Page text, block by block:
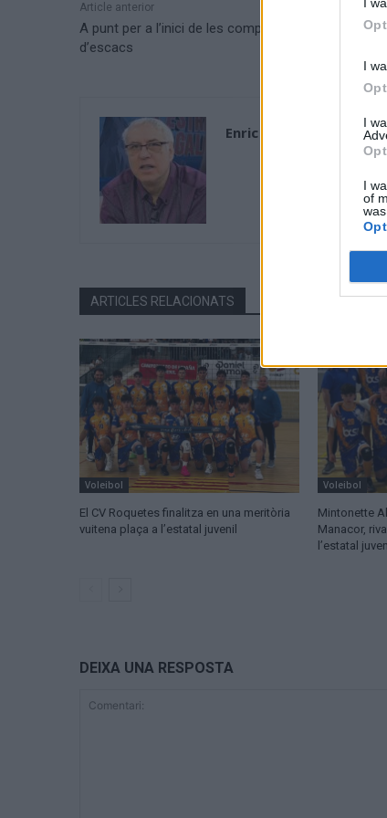
I
I
I
of
Article anterior
A punt per a l’inici de les competicions federades
d’escacs
Enric Alguero
ARTICLES RELACIONATS
Voleibol
El CV Roquetes finalitza en una meritòria
vuitena plaça a l’estatal juvenil
Voleibol
Mintonette
Manacor,
l’estatal
DEIXA UNA RESPOSTA